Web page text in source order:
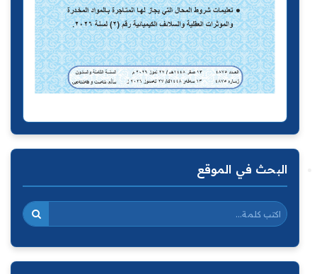
البحث في الموقع